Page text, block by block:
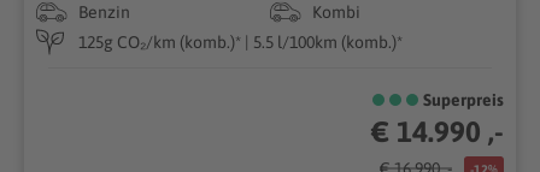
Benzin
Kombi
125g CO₂/km (komb.)* | 5.5 l/100km (komb.)*
Superpreis
€ 14.990 ,-
€ 16.990 ,- -12%